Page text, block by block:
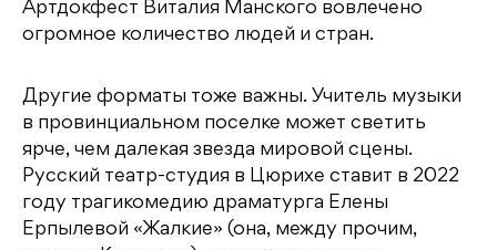
Артдокфест Виталия Манского вовлечено
огромное количество людей и стран.
Другие форматы тоже важны. Учитель музыки
в провинциальном поселке может светить
ярче, чем далекая звезда мировой сцены.
Русский театр-студия в Цюрихе ставит в 2022
году трагикомедию драматурга Елены
Ерпылевой «Жалкие» (она, между прочим,